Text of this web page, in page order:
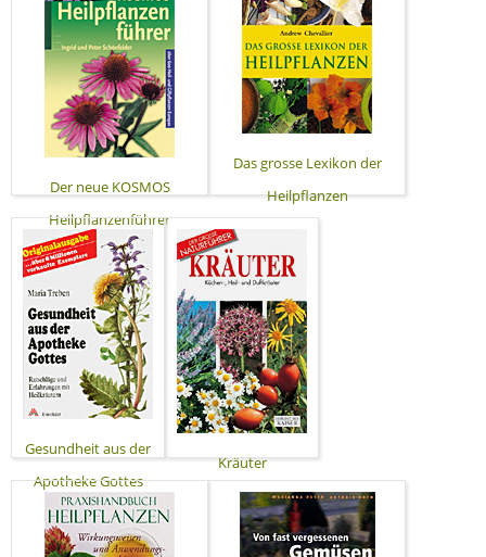
Der neue KOSMOS
Heilpflanzenführer
Das grosse Lexikon der
Heilpflanzen
Gesundheit aus der
Apotheke Gottes
Kräuter